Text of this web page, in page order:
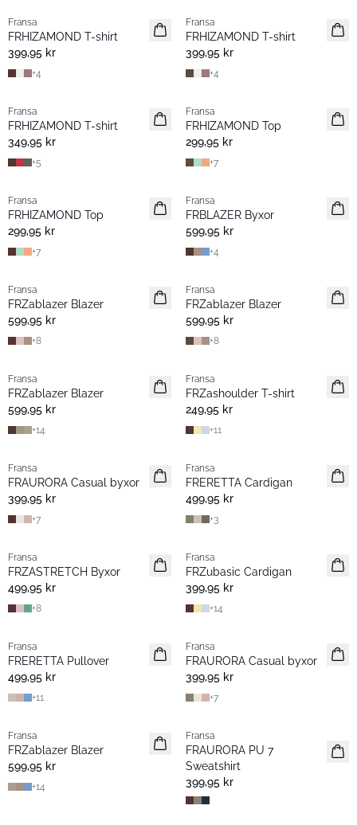
Nyhet
Fransa
FRHIZAMOND T-shirt
399,95 kr
+4
Nyhet
Fransa
FRHIZAMOND T-shirt
399,95 kr
+4
Nyhet
Fransa
FRHIZAMOND T-shirt
349,95 kr
+5
Extended size
Fransa
FRHIZAMOND Top
299,95 kr
+7
Nyhet
Fransa
FRHIZAMOND Top
299,95 kr
+7
Nyhet
Fransa
FRBLAZER Byxor
599,95 kr
+4
Nyhet
Fransa
FRZablazer Blazer
599,95 kr
+8
Nyhet
Fransa
FRZablazer Blazer
599,95 kr
+8
Nyhet
Fransa
FRZablazer Blazer
599,95 kr
+14
Nyhet
Fransa
FRZashoulder T-shirt
249,95 kr
+11
Nyhet
Fransa
FRAURORA Casual byxor
399,95 kr
+7
Nyhet
Fransa
FRERETTA Cardigan
499,95 kr
+3
Nyhet
Fransa
FRZASTRETCH Byxor
499,95 kr
+8
Nyhet
Fransa
FRZubasic Cardigan
399,95 kr
+14
Nyhet
Fransa
FRERETTA Pullover
499,95 kr
+11
Nyhet
Fransa
FRAURORA Casual byxor
399,95 kr
+7
Nyhet
Fransa
FRZablazer Blazer
599,95 kr
+14
Nyhet
Fransa
FRAURORA PU 7
Sweatshirt
399,95 kr